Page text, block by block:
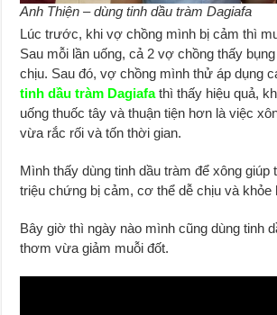
Anh Thiện – dùng tinh dầu tràm Dagiafa
Lúc trước, khi vợ chồng mình bị cảm thì
Sau mỗi lần uống, cả 2 vợ chồng thấy
chịu. Sau đó, vợ chồng mình thử áp dụng
tinh dầu tràm Dagiafathì thấy hiệu quả,
uống thuốc tây và thuận tiện hơn là việc
vừa rắc rối và tốn thời gian.
Mình thấy dùng tinh dầu tràm để xông giúp
triệu chứng bị cảm, cơ thể dễ chịu và khỏe
Bây giờ thì ngày nào mình cũng dùng tinh
thơm vừa giảm muỗi đốt.